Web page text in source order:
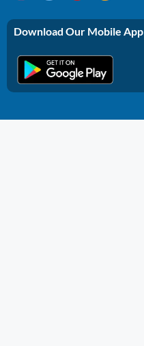
Download Our Mobile App